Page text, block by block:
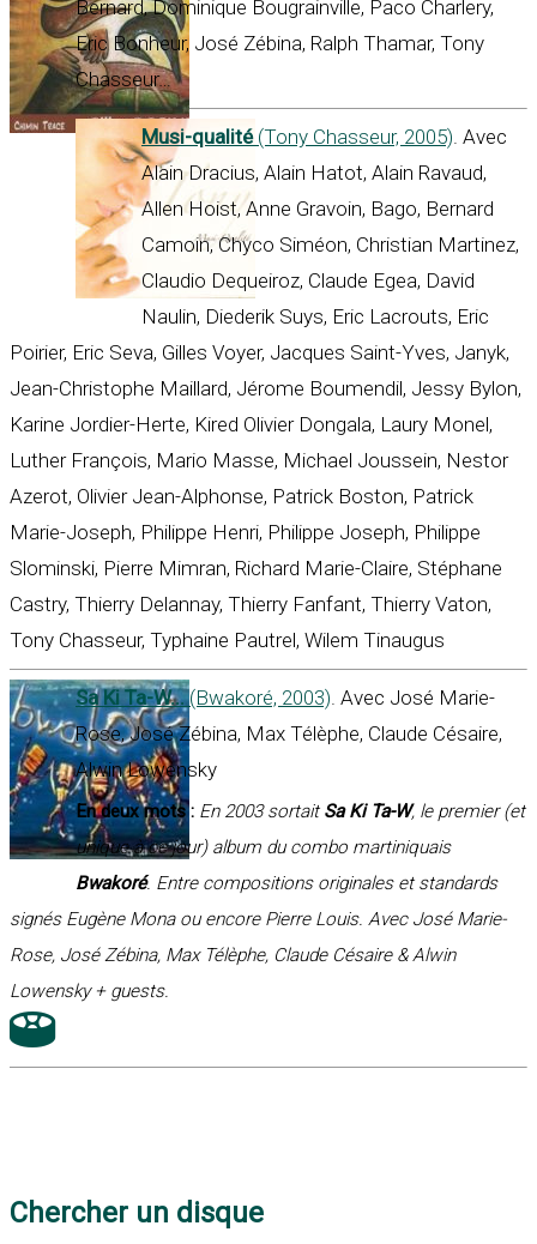
Bernard, Dominique Bougrainville, Paco Charlery,
Eric Bonheur, José Zébina, Ralph Thamar, Tony
Chasseur…
Musi-qualité(Tony Chasseur, 2005). Avec
Alain Dracius, Alain Hatot, Alain Ravaud,
Allen Hoist, Anne Gravoin, Bago, Bernard
Camoin, Chyco Siméon, Christian Martinez,
Claudio Dequeiroz, Claude Egea, David
Naulin, Diederik Suys, Eric Lacrouts, Eric
Poirier, Eric Seva, Gilles Voyer, Jacques Saint-Yves, Janyk,
Jean-Christophe Maillard, Jérome Boumendil, Jessy Bylon,
Karine Jordier-Herte, Kired Olivier Dongala, Laury Monel,
Luther François, Mario Masse, Michael Joussein, Nestor
Azerot, Olivier Jean-Alphonse, Patrick Boston, Patrick
Marie-Joseph, Philippe Henri, Philippe Joseph, Philippe
Slominski, Pierre Mimran, Richard Marie-Claire, Stéphane
Castry, Thierry Delannay, Thierry Fanfant, Thierry Vaton,
Tony Chasseur, Typhaine Pautrel, Wilem Tinaugus
Sa Ki Ta-W...(Bwakoré, 2003). Avec José Marie-
Rose, José Zébina, Max Télèphe, Claude Césaire,
Alwin Lowensky
En deux mots : En 2003 sortaitSa Ki Ta-W, le premier (et
unique à ce jour) album du combo martiniquais
Bwakoré. Entre compositions originales et standards
signés Eugène Mona ou encore Pierre Louis. Avec José Marie-
Rose, José Zébina, Max Télèphe, Claude Césaire & Alwin
Lowensky + guests.
Chercher un disque